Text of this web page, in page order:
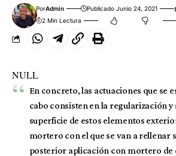
PorAdmin Publicado Junio 24, 2021
2 Min Lectura
NULL
En concreto, las actuaciones que se
cabo consisten en la regularización y
superficie de estos elementos
mortero con el que se van a rellenar
posterior aplicación con mortero de